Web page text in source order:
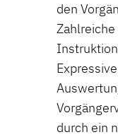
den
durch ein